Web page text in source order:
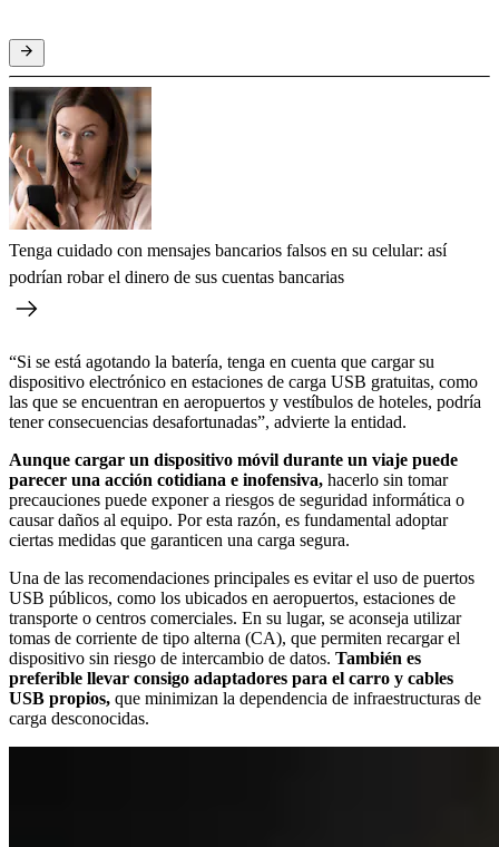
Tenga cuidado con mensajes bancarios falsos en su celular: así
podrían robar el dinero de sus cuentas bancarias
“Si se está agotando la batería, tenga en cuenta que cargar su
dispositivo electrónico en estaciones de carga USB gratuitas, como
las que se encuentran en aeropuertos y vestíbulos de hoteles, podría
tener consecuencias desafortunadas”, advierte la entidad.
Aunque cargar un dispositivo móvil durante un viaje puede
parecer una acción cotidiana e inofensiva, hacerlo sin tomar
precauciones puede exponer a riesgos de seguridad informática o
causar daños al equipo. Por esta razón, es fundamental adoptar
ciertas medidas que garanticen una carga segura.
Una de las recomendaciones principales es evitar el uso de puertos
USB públicos, como los ubicados en aeropuertos, estaciones de
transporte o centros comerciales. En su lugar, se aconseja utilizar
tomas de corriente de tipo alterna (CA), que permiten recargar el
dispositivo sin riesgo de intercambio de datos. También es
preferible llevar consigo adaptadores para el carro y cables
USB propios, que minimizan la dependencia de infraestructuras de
carga desconocidas.